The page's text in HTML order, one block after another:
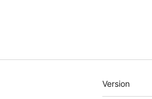
Meta
Version